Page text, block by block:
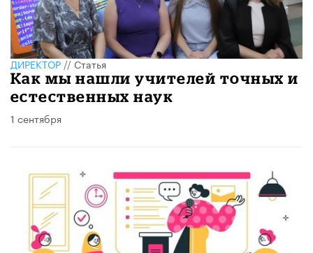
ДИРЕКТОР//Статья
Как мы нашли учителей точных и
естественных наук
1 сентября